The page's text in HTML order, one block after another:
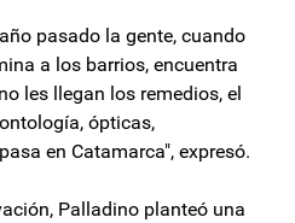
pasado la gente, cuando
a los barrios, encuentra
les llegan los remedios, el
ópticas,
en Catamarca", expresó.
Palladino planteó una